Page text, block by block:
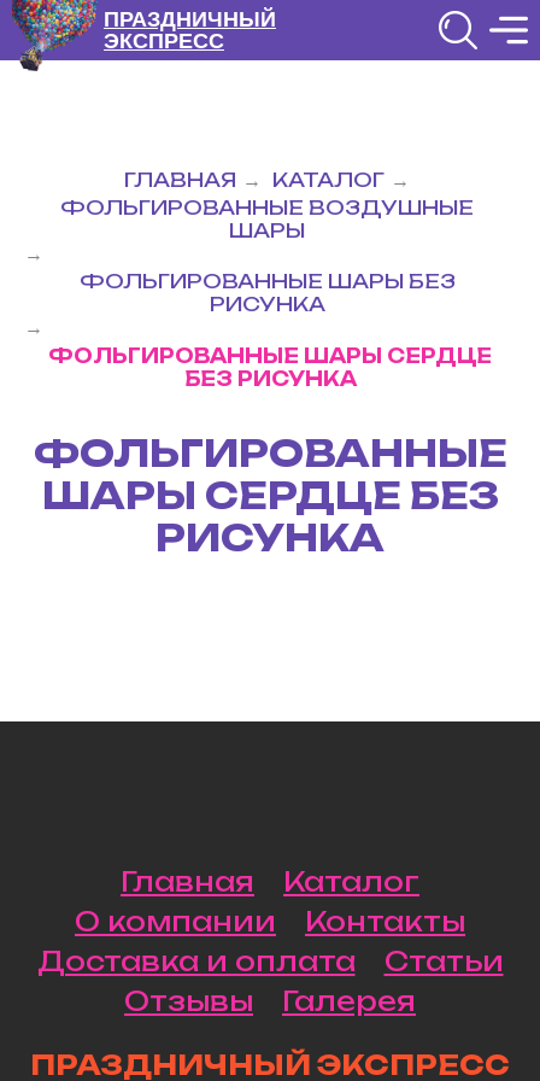
ПРАЗДНИЧНЫЙ
ЭКСПРЕСС
ГЛАВНАЯ → КАТАЛОГ →
ФОЛЬГИРОВАННЫЕ ВОЗДУШНЫЕ
ШАРЫ
→
ФОЛЬГИРОВАННЫЕ ШАРЫ БЕЗ
РИСУНКА
→
ФОЛЬГИРОВАННЫЕ ШАРЫ СЕРДЦЕ
БЕЗ РИСУНКА
ФОЛЬГИРОВАННЫЕ
ШАРЫ СЕРДЦЕ БЕЗ
РИСУНКА
Главная
Каталог
О компании
Контакты
Доставка и оплата
Статьи
Отзывы
Галерея
ПРАЗДНИЧНЫЙ ЭКСПРЕСС